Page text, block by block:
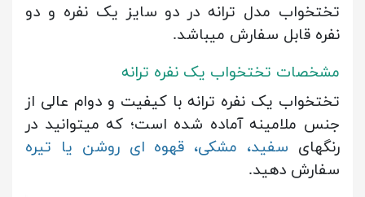
تختخواب مدل ترانه در دو سایز یک نفره و دو
نفره قابل سفارش میباشد.
مشخصات تختخواب یک نفره ترانه
تختخواب یک نفره ترانه با کیفیت و دوام عالی از
جنس ملامینه آماده شده است؛ که میتوانید در
رنگهای سفید، مشکی، قهوه ای روشن یا تیره
سفارش دهید.